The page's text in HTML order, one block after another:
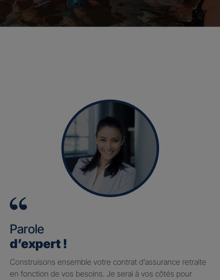
Parole
d’expert !
Construisons ensemble votre contrat d’assurance retraite
en fonction de vos besoins. Je serai à vos côtés pour